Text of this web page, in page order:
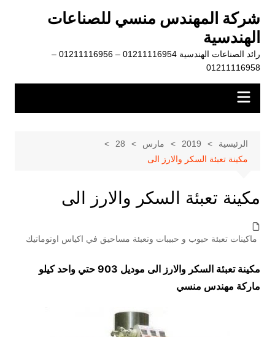
المحتوى
شركة المهندس منسي للصناعات
الهندسية
رائد الصناعات الهندسية 01211116954 – 01211116956 –
01211116958
الرئيسية 2019 مارس
28
مكينة تعبئة السكر والارز الى
مكينة تعبئة السكر والارز الى
ماكينات تعبئة حبوب و حبيبات وتعبئة مساحيق في اكياس اوتوماتيك
مكينة تعبئة السكر والارز الى موديل 903 حتي واحد كيلو
ماركة مهندس منسي